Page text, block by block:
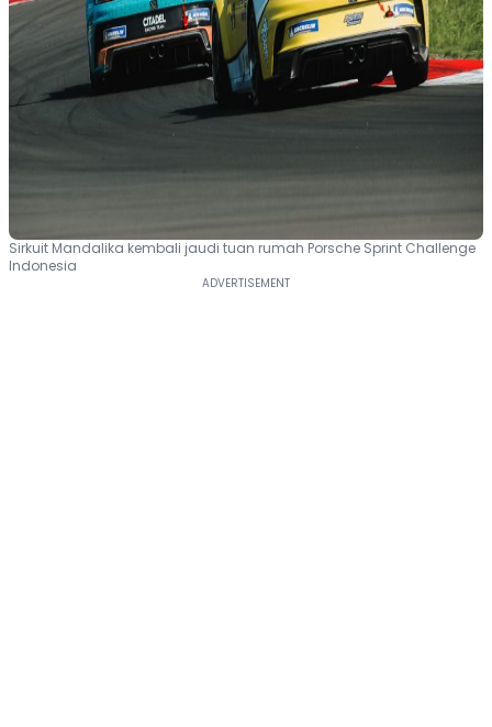
Sirkuit Mandalika kembali jaudi tuan rumah Porsche Sprint Challenge
Indonesia